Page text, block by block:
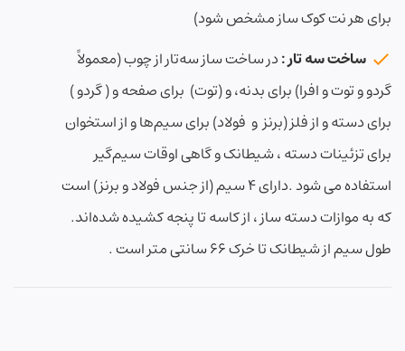
برای هر نت کوک ساز مشخص شود)
ساخت سه تار :در ساخت ساز سه‌تار از چوب (معمولاً
گردو و توت و افرا)برای بدنه، و (توت) برای صفحه و (گردو)
برای دسته و از فلز (برنز و فولاد) برای سیم‌ها و از استخوان
برای تزئینات دسته ، شیطانک و گاهی اوقات سیم‌گیر
استفاده می شود .دارای ۴ سیم (از جنس فولاد و برنز) است
که به موازات دسته ساز ، از کاسه تا پنجه کشیده شده‌اند.
طول سیم از شیطانک تا خرک ۶۶ سانتی متر است .